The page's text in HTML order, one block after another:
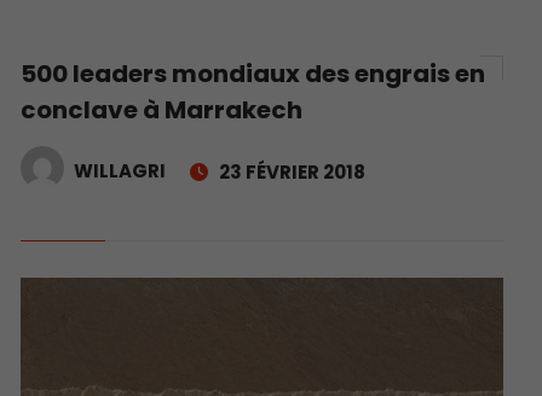
500 leaders mondiaux des engrais en
conclave à Marrakech
WILLAGRI 23 FÉVRIER 2018